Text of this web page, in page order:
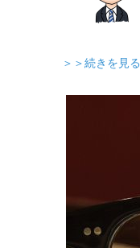
＞＞続きを見る